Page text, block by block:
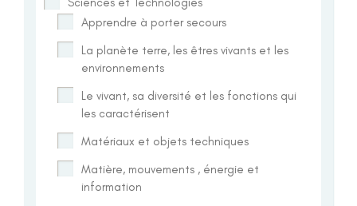
Apprendre à porter secours
La planète terre, les êtres vivants et les
environnements
Le vivant, sa diversité et les fonctions qui
les caractérisent
Matériaux et objets techniques
Matière, mouvements , énergie et
information